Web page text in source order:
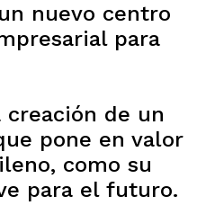
nuevo centro
para
creación de un
pone en valor
como su
para el futuro.